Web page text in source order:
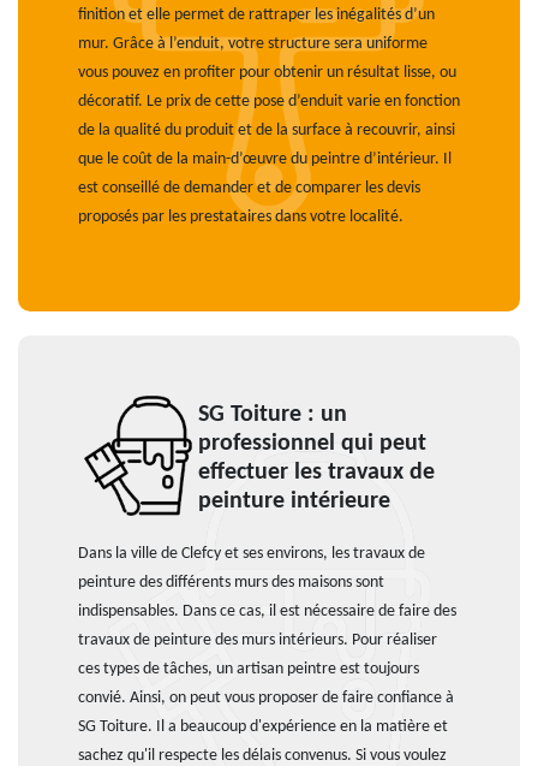
finition et elle permet de rattraper les inégalités d’un
mur. Grâce à l’enduit, votre structure sera uniforme
vous pouvez en profiter pour obtenir un résultat lisse, ou
décoratif. Le prix de cette pose d’enduit varie en fonction
de la qualité du produit et de la surface à recouvrir, ainsi
que le coût de la main-d’œuvre du peintre d’intérieur. Il
est conseillé de demander et de comparer les devis
proposés par les prestataires dans votre localité.
SG Toiture : un
professionnel qui peut
effectuer les travaux de
peinture intérieure
Dans la ville de Clefcy et ses environs, les travaux de
peinture des différents murs des maisons sont
indispensables. Dans ce cas, il est nécessaire de faire des
travaux de peinture des murs intérieurs. Pour réaliser
ces types de tâches, un artisan peintre est toujours
convié. Ainsi, on peut vous proposer de faire confiance à
SG Toiture. Il a beaucoup d'expérience en la matière et
sachez qu'il respecte les délais convenus. Si vous voulez